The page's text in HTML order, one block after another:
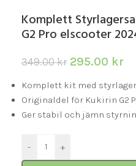
Komplett
G2 Pro elscooter
349.00kr 295.00 kr
Komplett kit med
Originaldel för Kukirin G2
Ger stabil och jämn
- +